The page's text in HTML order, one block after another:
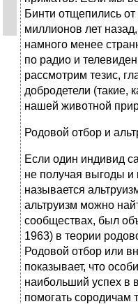
Бинти отщепились
миллионов лет
намного менее
по радио и
рассмотрим тезис,
добродетели (такие,
нашей животной
Родовой отбор и
Если один индивид
не получая выгоды и
называется
альтруизм можно
сообществах, был
1963) в теории
Родовой отбор или
показывает, что
наибольший успех в
помогать сородичам